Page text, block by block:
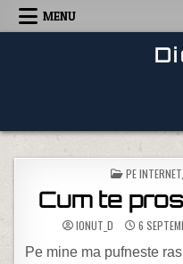
Skip to content
MENU
POSTED IN
PE INTERNET
Cum te
IONUT_D 6
Pe mine ma pufneste